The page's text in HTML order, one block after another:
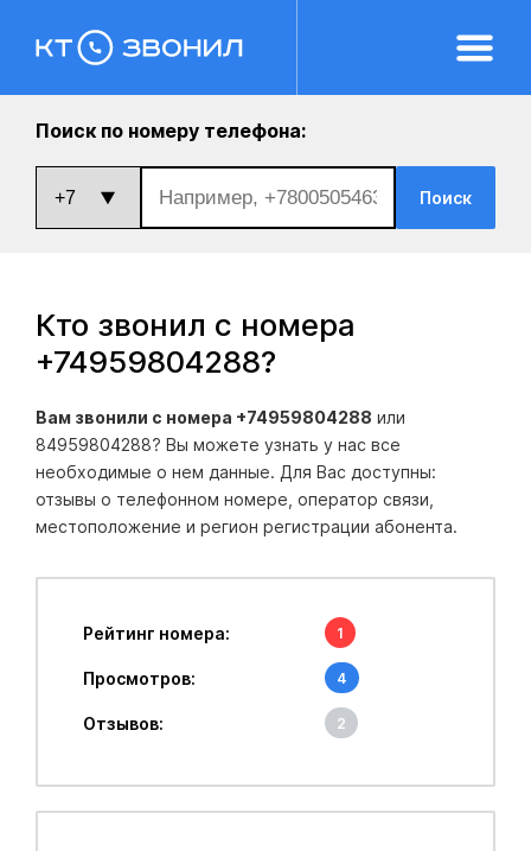
Поиск по номеру телефона:
Поиск
Кто звонил с номера
+74959804288?
Вам звонили с номера +74959804288 или
84959804288? Вы можете узнать у нас все
необходимые о нем данные. Для Вас доступны:
отзывы о телефонном номере, оператор связи,
местоположение и регион регистрации абонента.
Рейтинг номера: 1
Просмотров: 4
Отзывов: 2